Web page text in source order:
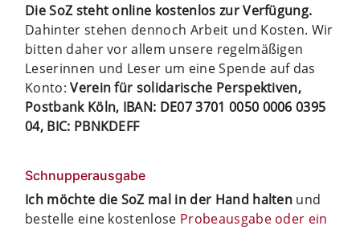
Die SoZ steht online kostenlos zur Verfügung.
Dahinter stehen dennoch Arbeit und Kosten. Wir
bitten daher vor allem unsere regelmäßigen
Leserinnen und Leser um eine Spende auf das
Konto:Verein für solidarische Perspektiven,
Postbank Köln, IBAN: DE07 3701 0050 0006 0395
04, BIC: PBNKDEFF
Schnupperausgabe
Ich möchte die SoZ mal in der Hand halten und
bestelle eine kostenlose Probeausgabe oder ein